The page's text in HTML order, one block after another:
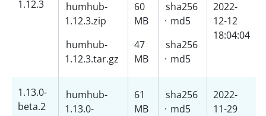
1.12.3
humhub-
1.12.3.zip
humhub-
1.12.3.tar.gz
60
MB
47
MB
sha256
· md5
sha256
· md5
2022-
12-12
18:04:04
1.13.0-
beta.2
humhub-
1.13.0-
61
MB
sha256
· md5
2022-
11-29